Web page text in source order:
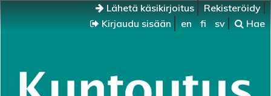
Lähetä käsikirjoitus
Rekisteröidy
Kirjaudu sisään
en fi sv Hae